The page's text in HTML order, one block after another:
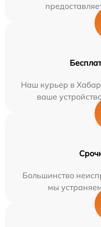
Наш курьер в
ваше
Большинство
мы